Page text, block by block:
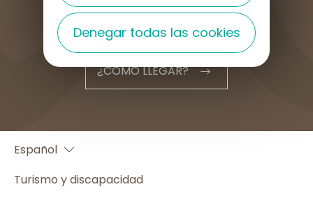
¿CÓMO LLEGAR?
Español
English
Turismo y discapacidad
Denegar todas las cookies